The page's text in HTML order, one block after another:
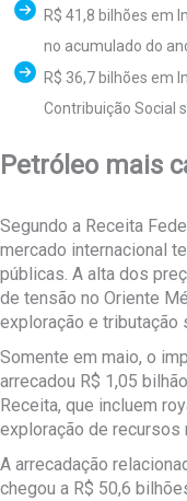
R$ 41,8 bilhões em
no acumulado do
R$ 36,7 bilhões em
Contribuição Social
Petróleo mais
Segundo a Receita
mercado internacional
públicas. A alta dos
de tensão no Oriente
exploração e tributação
Somente em maio, o
arrecadou R$ 1,05
Receita, que incluem
exploração de recursos
A arrecadação
chegou a R$ 50,6